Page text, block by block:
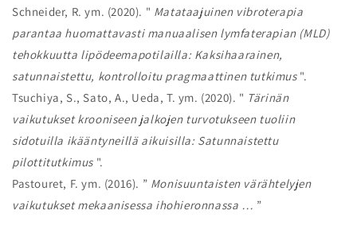
Schneider, R. ym. (2020). " Matataajuinen vibroterapia
parantaa huomattavasti manuaalisen lymfaterapian (MLD)
tehokkuutta lipödeemapotilailla: Kaksihaarainen,
satunnaistettu, kontrolloitu pragmaattinen tutkimus".
Tsuchiya, S., Sato, A., Ueda, T. ym. (2020). " Tärinän
vaikutukset krooniseen jalkojen turvotukseen tuoliin
sidotuilla ikääntyneillä aikuisilla: Satunnaistettu
pilottitutkimus ".
Pastouret, F. ym. (2016). ” Monisuuntaisten värähtelyjen
vaikutukset mekaanisessa ihohieronnassa … ”